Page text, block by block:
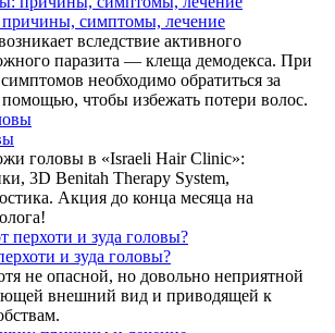
причины, симптомы, лечение
вследствие активного
паразита — клеща демодекса. При
необходимо обратиться за
чтобы избежать потери волос.
головы в «Israeli Hair Clinic»:
3D Benitah Therapy System,
Акция до конца месяца на
и зуда головы?
не опасной, но довольно неприятной
внешний вид и приводящей к